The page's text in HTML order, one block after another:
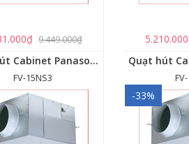
9.449.000₫
Quạt hút Cabinet Panasonic FV-15NS3
FV-15NS3
-33%